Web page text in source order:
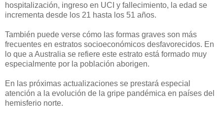
hospitalización, ingreso en UCI y fallecimiento, la edad se
incrementa desde los 21 hasta los 51 años.
También puede verse cómo las formas graves son más
frecuentes en estratos socioeconómicos desfavorecidos. En
lo que a Australia se refiere este estrato está formado muy
especialmente por la población aborigen.
En las próximas actualizaciones se prestará especial
atención a la evolución de la gripe pandémica en países del
hemisferio norte.